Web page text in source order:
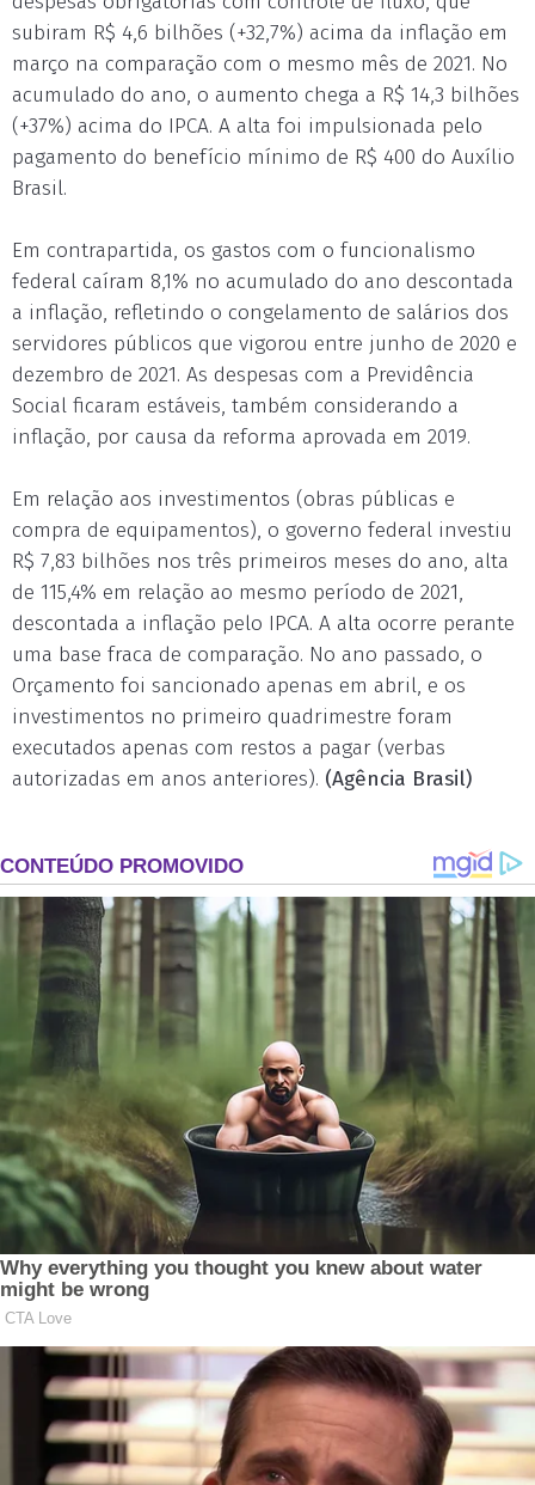
subiram R$ 4,6 bilhões (+32,7%) acima da inflação em
março na comparação com o mesmo mês de 2021. No
acumulado do ano, o aumento chega a R$ 14,3 bilhões
(+37%) acima do IPCA. A alta foi impulsionada pelo
pagamento do benefício mínimo de R$ 400 do Auxílio
Brasil.
Em contrapartida, os gastos com o funcionalismo
federal caíram 8,1% no acumulado do ano descontada
a inflação, refletindo o congelamento de salários dos
servidores públicos que vigorou entre junho de 2020 e
dezembro de 2021. As despesas com a Previdência
Social ficaram estáveis, também considerando a
inflação, por causa da reforma aprovada em 2019.
Em relação aos investimentos (obras públicas e
compra de equipamentos), o governo federal investiu
R$ 7,83 bilhões nos três primeiros meses do ano, alta
de 115,4% em relação ao mesmo período de 2021,
descontada a inflação pelo IPCA. A alta ocorre perante
uma base fraca de comparação. No ano passado, o
Orçamento foi sancionado apenas em abril, e os
investimentos no primeiro quadrimestre foram
executados apenas com restos a pagar (verbas
autorizadas em anos anteriores). (Agência Brasil)